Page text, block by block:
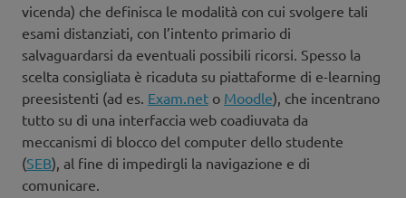
vicenda) che definisca le modalità con cui svolgere tali
esami distanziati, con l’intento primario di
salvaguardarsi da eventuali possibili ricorsi. Spesso la
scelta consigliata è ricaduta su piattaforme di e-learning
preesistenti (ad es. Exam.net o Moodle), che incentrano
tutto su di una interfaccia web coadiuvata da
meccanismi di blocco del computer dello studente
(SEB), al fine di impedirgli la navigazione e di
comunicare.